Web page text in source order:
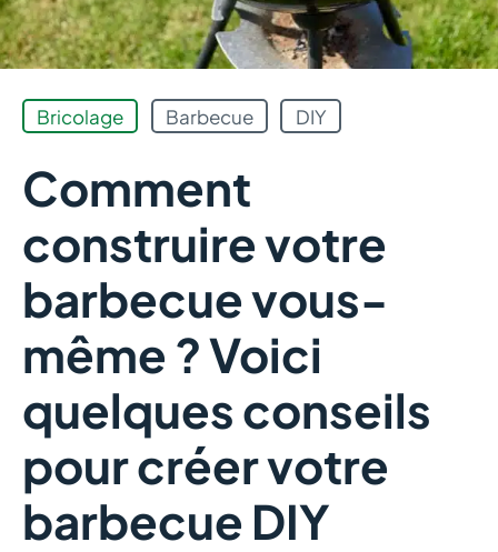
Bricolage Barbecue DIY
Comment
construire votre
barbecue vous-
même ? Voici
quelques conseils
pour créer votre
barbecue DIY